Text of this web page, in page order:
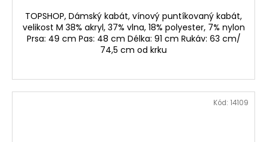
TOPSHOP, Dámský kabát, vínový puntíkovaný kabát,
velikost M 38% akryl, 37% vlna, 18% polyester, 7% nylon
Prsa: 49 cm Pas: 48 cm Délka: 91 cm Rukáv: 63 cm/
74,5 cm od krku
Kód: 14109